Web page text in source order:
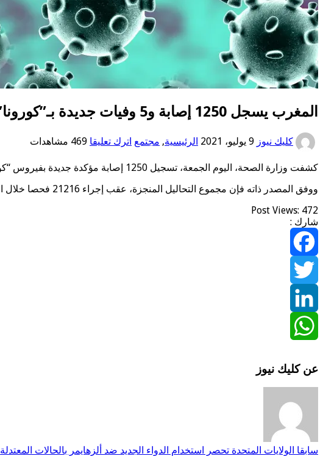
المغرب يسجل 1250 إصابة و5 وفيات جديدة بـ”كورونا” في 24 ساعة‎‎
كليك نيوز 9 يوليو، 2021 الرئيسية, مجتمع اترك تعليقا 469 مشاهدات
كشفت وزارة الصحة، اليوم الجمعة، تسجيل 1250 إصابة مؤكدة جديدة بفيروس “كورونا” خلال الـ24 ساعة الماضية، ليرتفع العدد الإجمالي للمصابين بالفيروس إلى 539839 حالة في المغرب.
ووفق المصدر ذاته فإن مجموع التحاليل المنجزة، عقب إجراء 21216 فحصا خلال المدة نفسها، قد بلغ 6460342 منذ بداية انتشار الفيروس على المستوى الوطني؛ في 2 مارس من العام الماضي.
Post Views: 472
شارك :
Facebook
Twitter
LinkedIn
عن كليك نيوز
سابقا الولايات المتحدة تحصر استخدام الدواء الجديد ضد ألزهايمر بالحالات المعتدلة